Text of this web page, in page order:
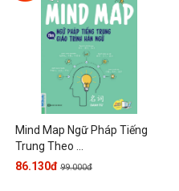
Mind Map Ngữ Pháp Tiếng
Trung Theo ...
86.130đ 99.000đ